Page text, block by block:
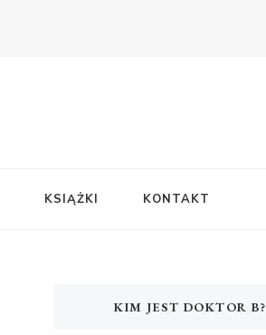
KSIĄŻKI KONTAKT
KIM JEST DOKTOR B?